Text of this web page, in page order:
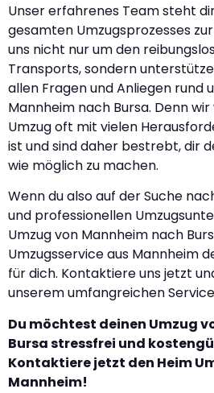
Unser erfahrenes Team steht
gesamten Umzugsprozesses
uns nicht nur um den
Transports, sondern
allen Fragen und Anliegen rund
Mannheim nach Bursa. Denn wir
Umzug oft mit vielen
ist und sind daher bestrebt, dir
wie möglich zu machen.
Wenn du also auf der Suche
und professionellen
Umzug von Mannheim nach
Umzugsservice aus Mannheim
für dich. Kontaktiere uns jetzt
unserem umfangreichen
Du möchtest deinen Umzug
Bursa stressfrei und
Kontaktiere jetzt den Heim
Mannheim!